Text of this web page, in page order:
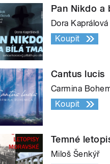
Pan Nikdo a
Dora Kaprálová
Koupit
Cantus lucis
Carmina
Koupit
Temné
Miloš Šenkýř